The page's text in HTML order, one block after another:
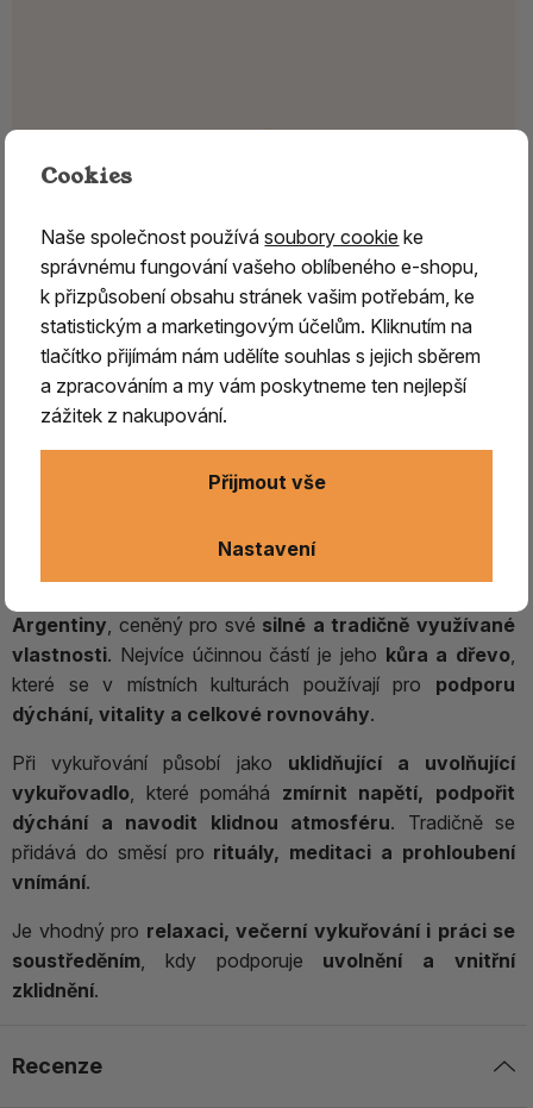
QUEBRACHO – dřevo
Quebracho – dřevo pro klid a uvolnění
Argentiny, ceněný pro své silné a tradičně využívané
vlastnosti. Nejvíce účinnou částí je jeho kůra a dřevo,
které se v místních kulturách používají pro podporu
dýchání, vitality a celkové rovnováhy.
Při vykuřování působí jako uklidňující a uvolňující
vykuřovadlo, které pomáhá zmírnit napětí, podpořit
dýchání a navodit klidnou atmosféru. Tradičně se
přidává do směsí pro rituály, meditaci a prohloubení
vnímání.
Je vhodný pro relaxaci, večerní vykuřování i práci se
soustředěním, kdy podporuje uvolnění a vnitřní
zklidnění.
Recenze
Cookies
Naše společnost používásoubory cookie ke
správnému fungování vašeho oblíbeného e-shopu,
k přizpůsobení obsahu stránek vašim potřebám, ke
statistickým a marketingovým účelům. Kliknutím na
tlačítko přijímám nám udělíte souhlas s jejich sběrem
a zpracováním a my vám poskytneme ten nejlepší
zážitek z nakupování.
Nastavení
Přijmout vše